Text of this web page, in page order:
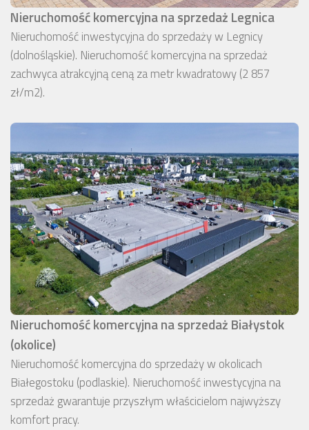
Nieruchomość komercyjna na sprzedaż Legnica
Nieruchomość inwestycyjna do sprzedaży w Legnicy
(dolnośląskie). Nieruchomość komercyjna na sprzedaż
zachwyca atrakcyjną ceną za metr kwadratowy (2 857
zł/m2).
Nieruchomość komercyjna na sprzedaż Białystok
(okolice)
Nieruchomość komercyjna do sprzedaży w okolicach
Białegostoku (podlaskie). Nieruchomość inwestycyjna na
sprzedaż gwarantuje przyszłym właścicielom najwyższy
komfort pracy.